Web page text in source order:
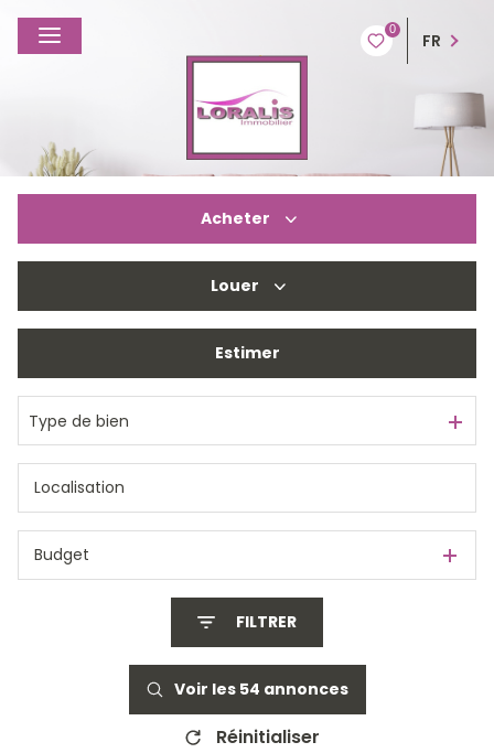
0
FR
Acheter
Du neuf
Louer
Estimer
Type de bien
Budget
FILTRER
Voir les 54 annonces
Réinitialiser